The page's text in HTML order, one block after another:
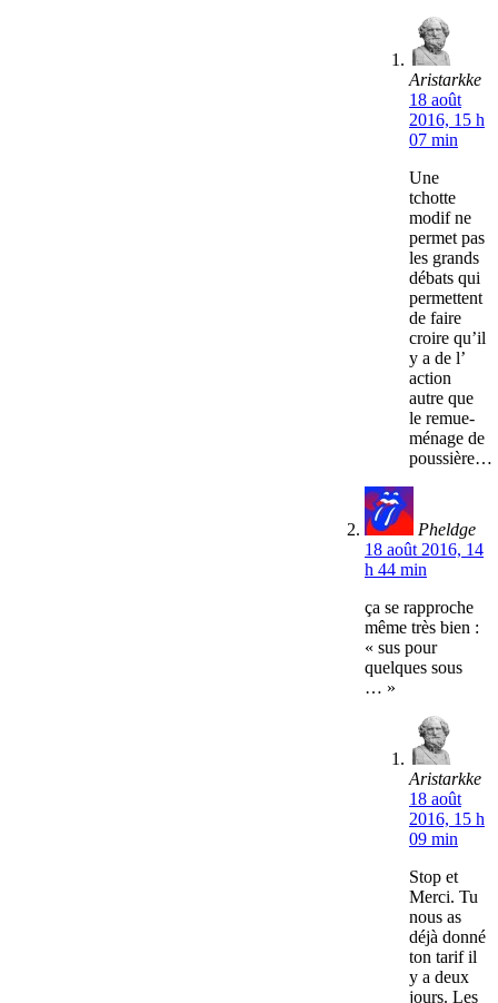
Aristarkke
18 août
2016, 15 h
07 min
Une
tchotte
modif ne
permet pas
les grands
débats qui
permettent
de faire
croire qu’il
y a de l’
action
autre que
le remue-
ménage de
poussière…
Pheldge
18 août 2016, 14
h 44 min
ça se rapproche
même très bien :
« sus pour
quelques sous
… »
Aristarkke
18 août
2016, 15 h
09 min
Stop et
Merci. Tu
nous as
déjà donné
ton tarif il
y a deux
jours. Les